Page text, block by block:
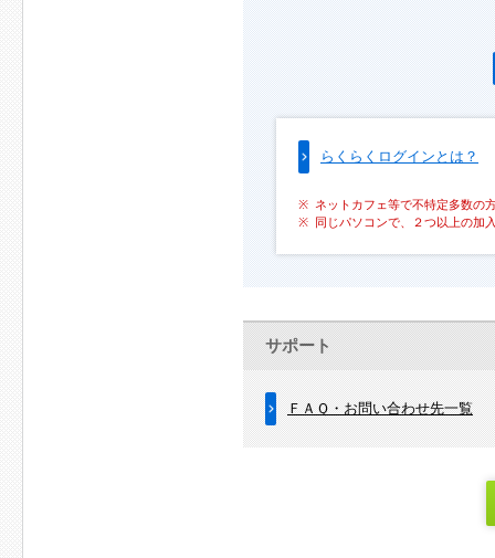
らくらくログインとは？
ネットカフェ等で不特定多数の
同じパソコンで、２つ以上の加
サポート
ＦＡＱ・お問い合わせ先一覧